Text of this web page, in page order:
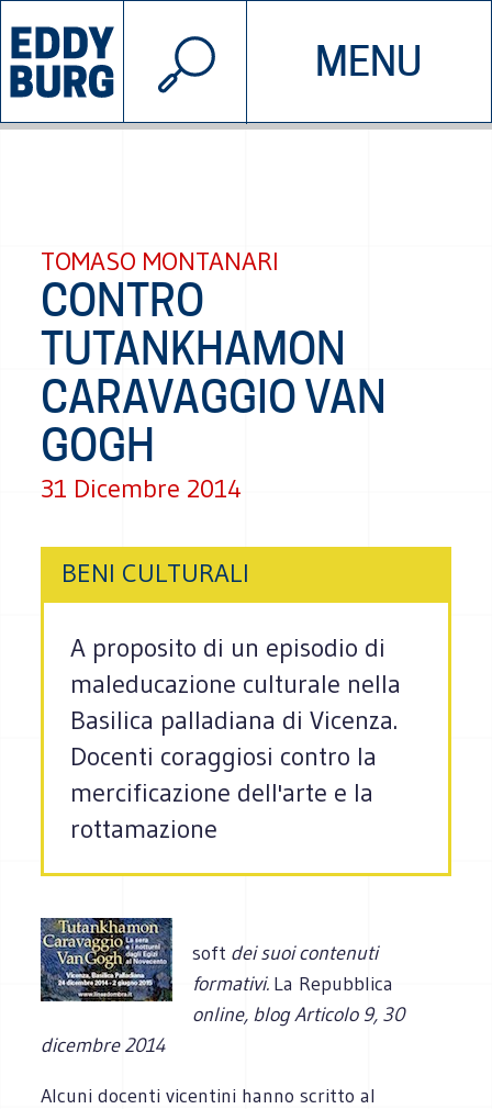
MENU
INIZIATIVE CHI SIAMO
© 2026 EDDYBURG
TOMASO MONTANARI
CONTRO
TUTANKHAMON
CARAVAGGIO VAN
GOGH
31 Dicembre 2014
BENI CULTURALI
A proposito di un episodio di
maleducazione culturale nella
Basilica palladiana di Vicenza.
Docenti coraggiosi contro la
mercificazione dell'arte e la
rottamazione
soft dei suoi contenuti
formativi. La Repubblica
online, blog Articolo 9, 30
dicembre 2014
Alcuni docenti vicentini hanno scritto al